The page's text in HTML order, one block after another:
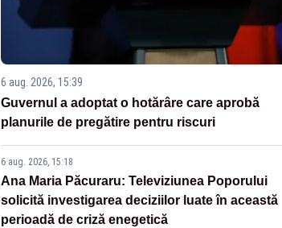
6 aug. 2026, 15:39
Guvernul a adoptat o hotărâre care aprobă
planurile de pregătire pentru riscuri
6 aug. 2026, 15:18
Ana Maria Păcuraru: Televiziunea Poporului
solicită investigarea deciziilor luate în această
perioadă de criză enegetică